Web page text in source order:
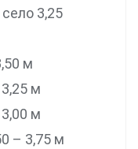
3,25
м
м
м
– 3,75 м